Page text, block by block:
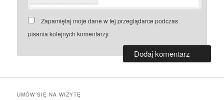
Zapamiętaj moje dane w tej przeglądarce podczas
pisania kolejnych komentarzy.
UMÓW SIĘ NA WIZYTĘ